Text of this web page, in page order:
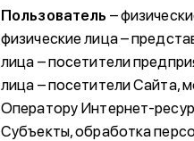
Пользователь –
физические лица –
лица – посетители
лица – посетители Сайта,
Оператору Интернет-
Субъекты, обработка